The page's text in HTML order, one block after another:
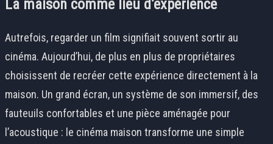
La maison comme lieu d’expérience
Autrefois, regarder un film signifiait souvent sortir au
cinéma. Aujourd’hui, de plus en plus de propriétaires
choisissent de recréer cette expérience directement à la
maison. Un grand écran, un système de son immersif, des
fauteuils confortables et une pièce aménagée pour
l’acoustique : le cinéma maison transforme une simple